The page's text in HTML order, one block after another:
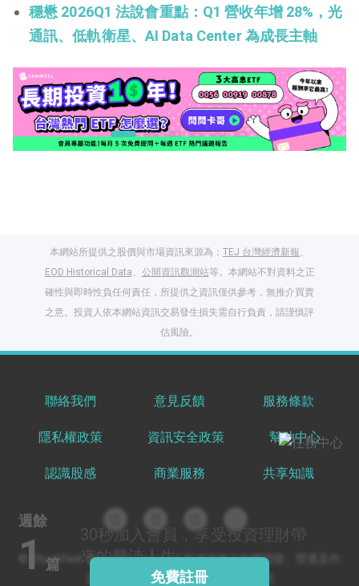
穩懋 2026Q1 法說會重點：Q1 營收年增 28%，光
通訊、低軌衛星、AI Data Center 為成長主軸
週餘
1 篇
30秒加入會員，享受投資理財帶
來的豐沛人生
免費註冊
本網站所提供之股價與市場資訊來源為： TEJ 台灣經濟新報、
EOD Historical Data、 公開資訊觀測站等。本網站不對資料之正
確性與即時性負任何責任，所提供之資訊僅供參考，無推介買賣
之意。投資人依本網站資訊交易發生損失需自行負責，請謹慎評
估風險。
聯絡我們 意見反饋 服務條款
隱私權政策 資訊安全政策 幫助中心
認識股感 商業服務 共享知識
© Stockfeel. All rights reserved 股感服務之軟體開發、營運及作
業環境通過 ISO/IEC 27001:2022 驗證
出國就缺這咖？股